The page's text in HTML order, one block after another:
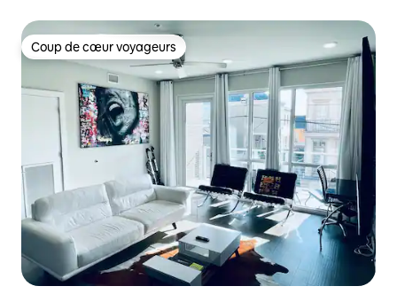
Coup de cœur voyageurs
Coup de cœur voyageurs